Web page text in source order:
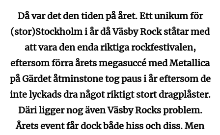
Då var det den tiden på året. Ett unikum för
(stor)Stockholm i år då Väsby Rock ståtar med
att vara den enda riktiga rockfestivalen,
eftersom förra årets megasuccé med Metallica
på Gärdet åtminstone tog paus i år eftersom de
inte lyckads dra något riktigt stort dragplåster.
Däri ligger nog även Väsby Rocks problem.
Årets event får dock både hiss och diss. Men